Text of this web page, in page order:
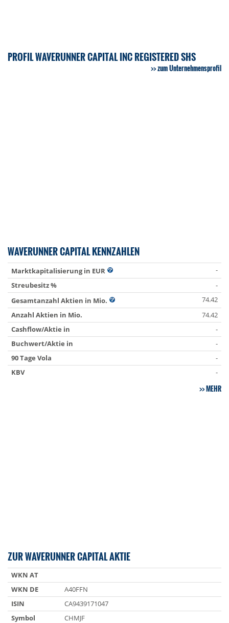
PROFIL WAVERUNNER CAPITAL INC REGISTERED SHS
zum Unternehmensprofil
WAVERUNNER CAPITAL KENNZAHLEN
Marktkapitalisierung in EUR
-
Streubesitz %
-
Gesamtanzahl Aktien in Mio.
74.42
Anzahl Aktien in Mio.
74.42
Cashflow/Aktie in
-
Buchwert/Aktie in
-
90 Tage Vola
-
KBV
-
MEHR
ZUR WAVERUNNER CAPITAL AKTIE
WKN AT
WKN DE
A40FFN
ISIN
CA9439171047
Symbol
CHMJF